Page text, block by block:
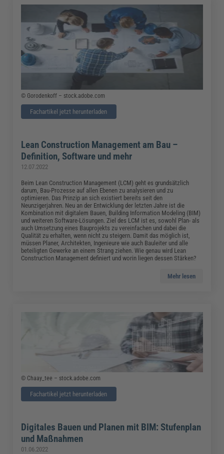
© Gorodenkoff – stock.adobe.com
Fachartikel jetzt herunterladen
Lean Construction Management am Bau –
Definition, Software und mehr
12.07.2022
Beim Lean Construction Management (LCM) geht es grundsätzlich
darum, Bau-Prozesse auf allen Ebenen zu analysieren und zu
optimieren. Das Prinzip an sich existiert bereits seit den
Neunzigerjahren. Neu an der Entwicklung der letzten Jahre ist die
Kombination mit digitalem Bauen, Building Information Modeling (BIM)
und weiteren Software-Lösungen. Ziel des LCM ist es, sowohl Plan- als
auch Umsetzung eines Bauprojekts zu vereinfachen und dabei die
Qualität zu erhalten, wenn nicht zu steigern. Damit das möglich ist,
müssen Planer, Architekten, Ingenieure wie auch Bauleiter und alle
beteiligten Gewerke an einem Strang ziehen. Wie genau wird Lean
Construction Management definiert und worin liegen dessen Stärken?
Mehr lesen
© Chaay_tee – stock.adobe.com
Fachartikel jetzt herunterladen
Digitales Bauen und Planen mit BIM: Stufenplan
und Maßnahmen
01.06.2022